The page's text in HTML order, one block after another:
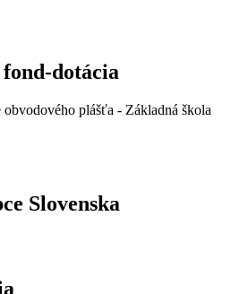
dotácia
obvodového plášťa - Základná škola
Slovenska